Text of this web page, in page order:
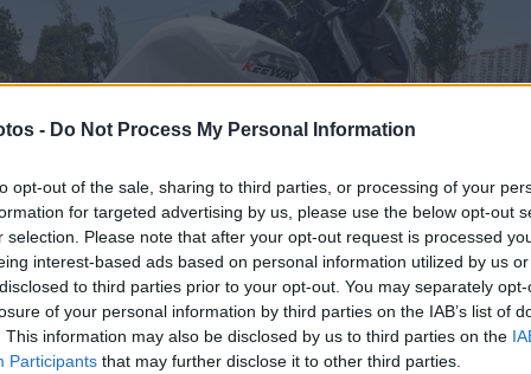
- Do Not Process My Personal Information
opt-out of the sale, sharing to third parties, or processing of your
for targeted advertising by us, please use the below opt-out
selection. Please note that after your opt-out request is processed
interest-based ads based on personal information utilized by us
to third parties prior to your opt-out. You may separately
of your personal information by third parties on the IAB’s list of
This information may also be disclosed by us to third parties on the
Participants that may further disclose it to other third parties.